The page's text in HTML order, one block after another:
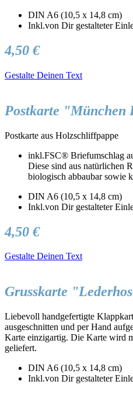
DIN A6 (10,5 x 14,8 cm)
Inkl.von Dir gestalteter
4,50 €
Gestalte Deinen Text
Postkarte "München
Postkarte aus Holzschliffpappe
inkl.FSC® Briefumschlag
Diese sind aus natürlichen
biologisch abbaubar sowie
DIN A6 (10,5 x 14,8 cm)
Inkl.von Dir gestalteter
4,50 €
Gestalte Deinen Text
Grusskarte
Liebevoll handgefertigte
ausgeschnitten und per Hand
Karte einzigartig. Die Karte wird
geliefert.
DIN A6 (10,5 x 14,8 cm)
Inkl.von Dir gestalteter